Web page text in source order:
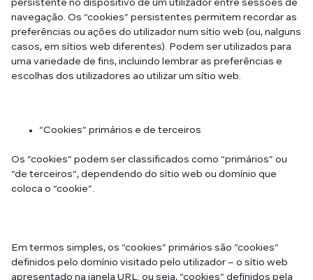
persistente no dispositivo de um utilizador entre sessões de
navegação. Os “cookies” persistentes permitem recordar as
preferências ou ações do utilizador num sítio web (ou, nalguns
casos, em sítios web diferentes). Podem ser utilizados para
uma variedade de fins, incluindo lembrar as preferências e
escolhas dos utilizadores ao utilizar um sítio web.
“Cookies” primários e de terceiros
Os “cookies” podem ser classificados como “primários” ou
“de terceiros”, dependendo do sítio web ou domínio que
coloca o “cookie”.
Em termos simples, os “cookies” primários são “cookies”
definidos pelo domínio visitado pelo utilizador – o sítio web
apresentado na janela URL: ou seja, “cookies” definidos pela